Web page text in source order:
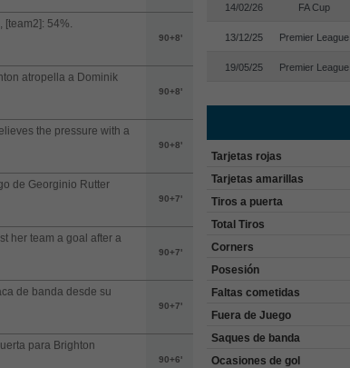
[team2]: 54%.
90+8'
atropella a Dominik
90+8'
the pressure with a
90+8'
de Georginio Rutter
90+7'
her team a goal after a
90+7'
de banda desde su
90+7'
para Brighton
90+6'
14/02/26 FA Cup
13/12/25 Premier League
19/05/25 Premier League
Tarjetas rojas
Tarjetas amarillas
Tiros a puerta
Total Tiros
Corners
Posesión
Faltas cometidas
Fuera de Juego
Saques de banda
Ocasiones de gol